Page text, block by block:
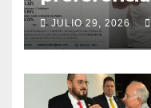
perfila
de
JULIO 29, 2026